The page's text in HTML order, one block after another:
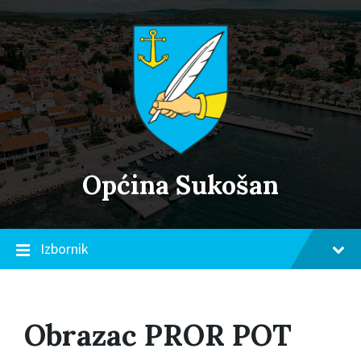
Skip
to
content
Skip
to
main
navigation
Skip
to
footer
Općina Sukošan
Izbornik
Obrazac PROR POT